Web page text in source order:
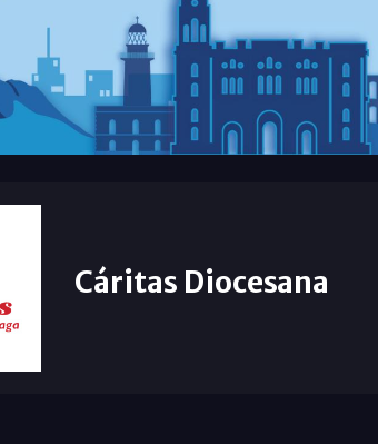
Cáritas Diocesana